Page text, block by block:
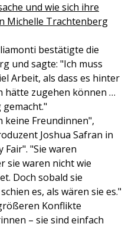
und wie sich ihre
Michelle Trachtenberg
bestätigte die
und sagte: "Ich muss
Arbeit, als dass es hinter
hätte zugehen können …
keine Freundinnen",
Joshua Safran in
"Sie waren
sie waren nicht wie
Doch sobald sie
es, als wären sie es."
Konflikte
– sie sind einfach